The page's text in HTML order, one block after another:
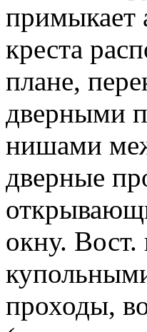
примыкает
креста
плане,
дверными
нишами
дверные
окну.
проходы,